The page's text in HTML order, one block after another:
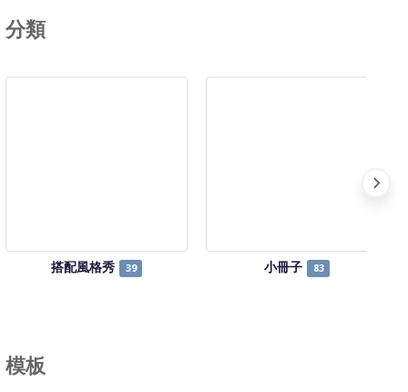
分類
搭配風格秀 39 小冊子 83
模板